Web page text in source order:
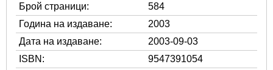
Брой страници:
584
Година на издаване:
2003
Дата на издаване:
2003-09-03
ISBN:
9547391054